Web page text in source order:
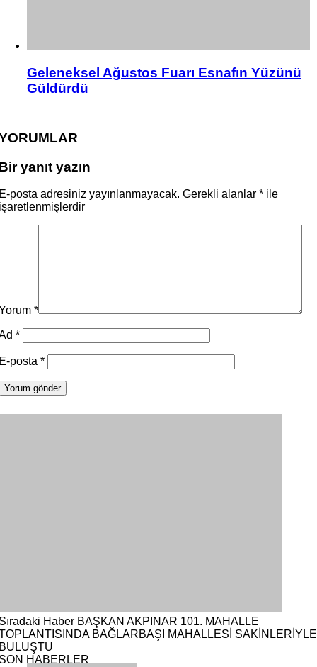
Geleneksel Ağustos Fuarı Esnafın Yüzünü
Güldürdü
yanıt yazın
posta adresiniz yayınlanmayacak. Gerekli alanlar * ile
*
*
posta *
Haber BAŞKAN AKPINAR 101. MAHALLE
BAĞLARBAŞI MAHALLESİ SAKİNLERİYLE
HABERLER